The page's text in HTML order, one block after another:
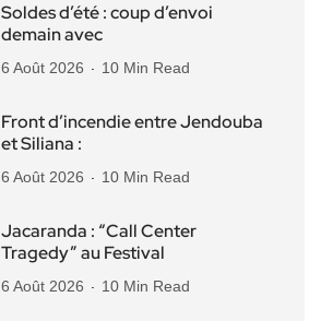
Soldes d’été : coup d’envoi
demain avec
6 Août 2026 10 Min Read
Front d’incendie entre Jendouba
et Siliana :
6 Août 2026 10 Min Read
Jacaranda : “Call Center
Tragedy” au Festival
6 Août 2026 10 Min Read